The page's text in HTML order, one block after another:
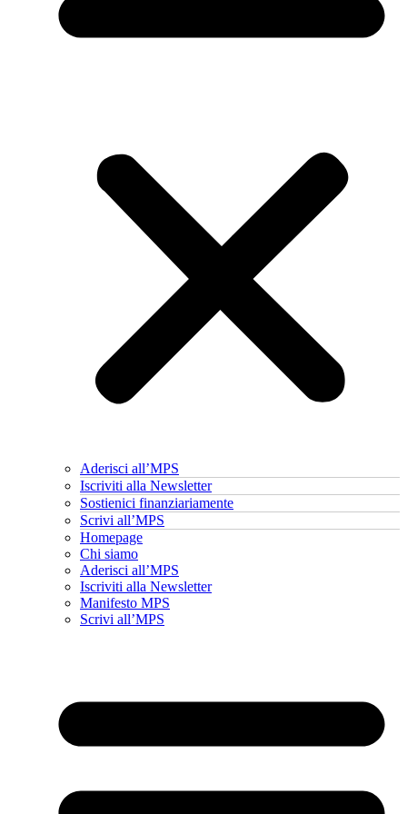
Aderisci all’MPS
Iscriviti alla Newsletter
Sostienici finanziariamente
Scrivi all’MPS
Homepage
Chi siamo
Aderisci all’MPS
Iscriviti alla Newsletter
Manifesto MPS
Scrivi all’MPS